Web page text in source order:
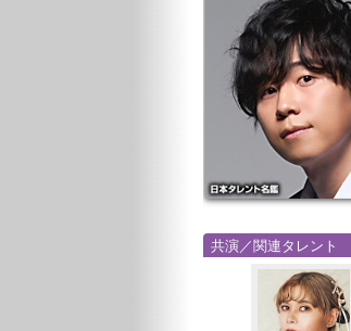
共演／関連タレント